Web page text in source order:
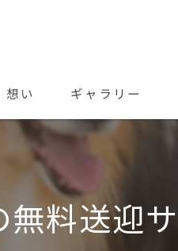
想い ギャラリー
無料送迎